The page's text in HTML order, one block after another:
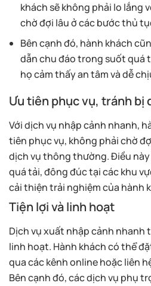
khách sẽ không phải lo lắng
chờ đợi lâu ở các bước thủ
Bên cạnh đó, hành khách
dẫn chu đáo trong suốt quá
họ cảm thấy an tâm và dễ
Ưu tiên phục vụ, tránh bị
Với dịch vụ nhập cảnh nhanh,
tiên phục vụ, không phải chờ
dịch vụ thông thường. Điều
quá tải, đông đúc tại các khu
cải thiện trải nghiệm của hành
Tiện lợi và linh hoạt
Dịch vụ xuất nhập cảnh nhanh
linh hoạt. Hành khách có thể
qua các kênh online hoặc liên
Bên cạnh đó, các dịch vụ phụ